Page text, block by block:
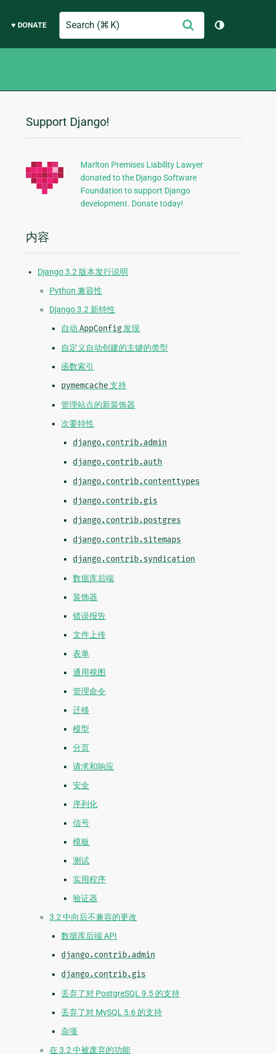
♥ DONATE
Search
交
切换主题（
附
加
信
息
Support Django!
Marlton Premises Liability Lawyer
donated to the Django Software
Foundation to support Django
development. Donate today!
内容
Django 3.2 版本发行说明
Python 兼容性
Django 3.2 新特性
自动AppConfig发现
自定义自动创建的主键的类型
函数索引
pymemcache支持
管理站点的新装饰器
次要特性
django.contrib.admin
django.contrib.auth
django.contrib.contenttypes
django.contrib.gis
django.contrib.postgres
django.contrib.sitemaps
django.contrib.syndication
数据库后端
装饰器
错误报告
文件上传
表单
通用视图
管理命令
迁移
模型
分页
请求和响应
安全
序列化
信号
模板
测试
实用程序
验证器
3.2 中向后不兼容的更改
数据库后端 API
django.contrib.admin
django.contrib.gis
丢弃了对 PostgreSQL 9.5 的支持
丢弃了对 MySQL 5.6 的支持
杂项
在 3.2 中被废弃的功能